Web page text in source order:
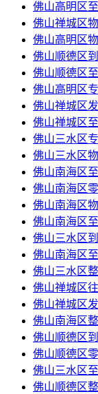
佛山高明区
佛山禅城区
佛山高明区
佛山顺德区
佛山顺德区
佛山高明区
佛山禅城区
佛山禅城区
佛山三水区
佛山三水区
佛山南海区
佛山南海区
佛山南海区
佛山南海区
佛山三水区
佛山南海区
佛山三水区
佛山禅城区
佛山禅城区
佛山南海区
佛山顺德区
佛山顺德区
佛山三水区
佛山顺德区